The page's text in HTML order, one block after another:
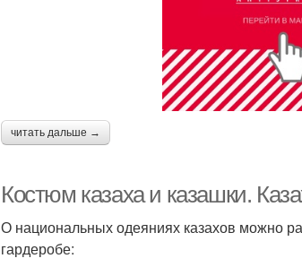
читать дальше →
Костюм казаха и казашки.
О национальных одеяниях казахов можно
гардеробе: